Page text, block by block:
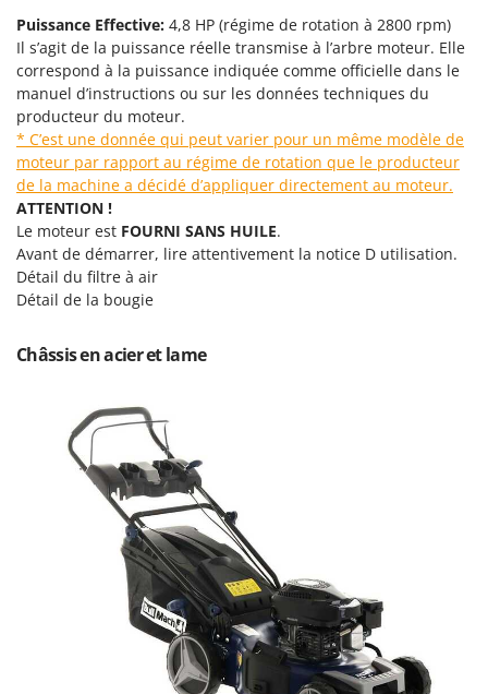
Soufreuses - Poudreuses pour tracteur
T
Taille-haies
Taille-haies à bras pour tracteur
Tarières
Tondeuses à Gazon
Tondeuses autoportées
Tondeuses débroussailleuses thermiques
Trancheuses
Trancheuses de sol
Transpalettes
Tronçonneuses
Vêtements de Sécurité
Vibroculteurs à tracteur
Kemper
Keter
KitchenAid
Komo
L
Laica
Lampacrescia - MGM
Landxcape
LAR Casalinghi
Linea VZ
Lotusgrill
M.A.I.BO.
Macom
Macte Ovens
MAMMAMIA
Marina Systems
Puissance Effective: 4,8 HP (régime de rotation à 2800 rpm)
Il s’agit de la puissance réelle transmise à l’arbre moteur. Elle
correspond à la puissance indiquée comme officielle dans le
manuel d’instructions ou sur les données techniques du
producteur du moteur.
* C’est une donnée qui peut varier pour un même modèle de
moteur par rapport au régime de rotation que le producteur
de la machine a décidé d’appliquer directement au moteur.
ATTENTION !
Le moteur est FOURNI SANS HUILE.
Avant de démarrer, lire attentivement la notice D utilisation.
Détail du filtre à air
Détail de la bougie
Châssis en acier et lame